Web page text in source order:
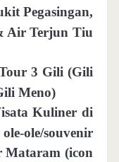
Pegasingan,
Air Terjun Tiu
3 Gili (Gili
Meno)
Kuliner di
ole/souvenir
Mataram (icon